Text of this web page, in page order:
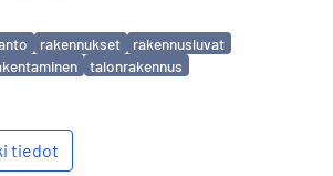
rakennukset
rakennusluvat
talonrakennus
tiedot